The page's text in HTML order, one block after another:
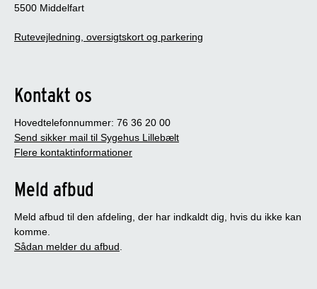
5500 Middelfart
Rutevejledning, oversigtskort og parkering
Kontakt os
Hovedtelefonnummer: 76 36 20 00
Send sikker mail til Sygehus Lillebælt
Flere kontaktinformationer
Meld afbud
Meld afbud til den afdeling, der har indkaldt dig, hvis du ikke kan
komme.
Sådan melder du afbud.